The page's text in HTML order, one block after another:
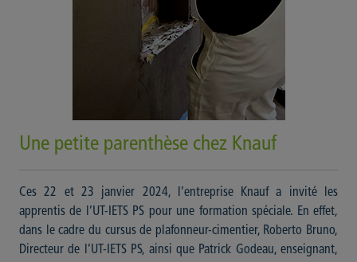
Une petite parenthèse chez Knauf
Ces 22 et 23 janvier 2024, l’entreprise Knauf a invité les
apprentis de l’UT-IETS PS pour une formation spéciale. En effet,
dans le cadre du cursus de plafonneur-cimentier, Roberto Bruno,
Directeur de l’UT-IETS PS, ainsi que Patrick Godeau, enseignant,